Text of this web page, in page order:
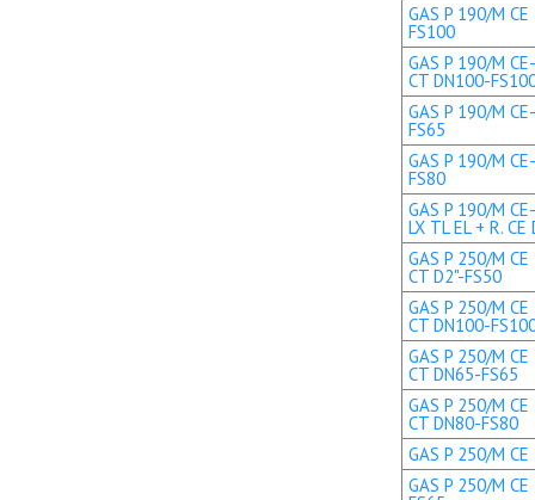
GAS P 190/M
FS100
GAS P 190/M
CT DN100-
GAS P 190/M
FS65
GAS P 190/M
FS80
GAS P 190/M CE-
LX TL EL + R.
GAS P 250/M CE
CT D2"-FS50
GAS P 250/M CE
CT DN100-
GAS P 250/M CE
CT DN65-FS65
GAS P 250/M CE
CT DN80-FS80
GAS P 250/M CE
GAS P 250/M